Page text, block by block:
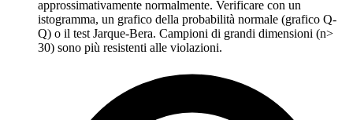
approssimativamente normalmente. Verificare con un
istogramma, un grafico della probabilità normale (grafico Q-
Q) o il test Jarque-Bera. Campioni di grandi dimensioni (n>
30) sono più resistenti alle violazioni.